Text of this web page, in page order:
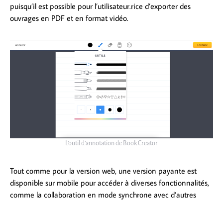
puisqu’il est possible pour l’utilisateur.rice d’exporter des
ouvrages en PDF et en format vidéo.
L’outil d’annotation de Book Creator
Tout comme pour la version web, une version payante est
disponible sur mobile pour accéder à diverses fonctionnalités,
comme la collaboration en mode synchrone avec d’autres